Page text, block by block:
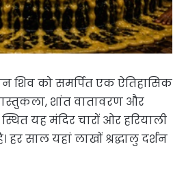
शिव को समर्पित एक ऐतिहासिक
शांत वातावरण और
यह मंदिर चारों ओर हरियाली
साल यहां लाखों श्रद्धालु दर्शन